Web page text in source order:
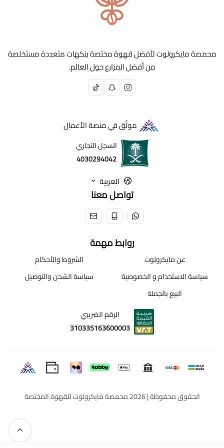
محمصة مايكرولوت لأفضل قهوة مختصة بنكهات متعددة مستخلصة
من أفضل المزارع حول العالم.
موثّق في منصة الأعمال
السجل التجاري
4030294042
العربية
تواصل معنا
روابط مهمة
عن مايكرولوت
الشروط والأحكام
سياسة الاستخدام و الخصوصية
سياسة الشحن والتوصيل
البيع بالجملة
الرقم الضريبي
310335163600003
الحقوق محفوظة | 2026 محمصة مايكرولوت للقهوة المختصة